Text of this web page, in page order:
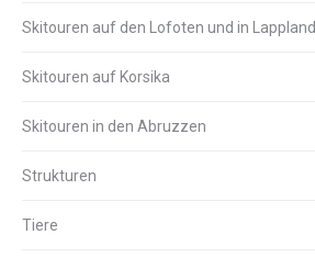
Skitouren auf den Lofoten und in Lappland
Skitouren auf Korsika
Skitouren in den Abruzzen
Strukturen
Tiere